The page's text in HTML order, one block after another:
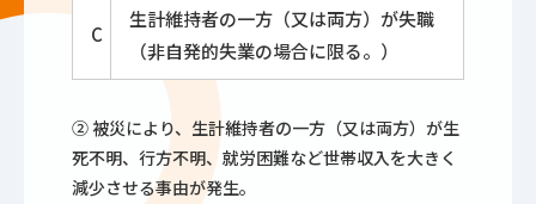
C
生計維持者の一方（又は両方）が失職
（非自発的失業の場合に限る。）
② 被災により、生計維持者の一方（又は両方）が生
死不明、行方不明、就労困難など世帯収入を大きく
減少させる事由が発生。